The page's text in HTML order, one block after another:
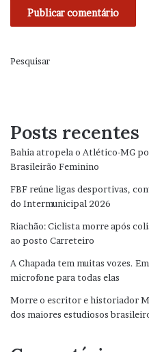
Pesquisar
Posts recentes
Bahia atropela o Atlético-MG
Brasileirão Feminino
FBF reúne ligas desportivas,
do Intermunicipal 2026
Riachão: Ciclista morre após
ao posto Carreteiro
A Chapada tem muitas vozes.
microfone para todas elas
Morre o escritor e historiador
dos maiores estudiosos